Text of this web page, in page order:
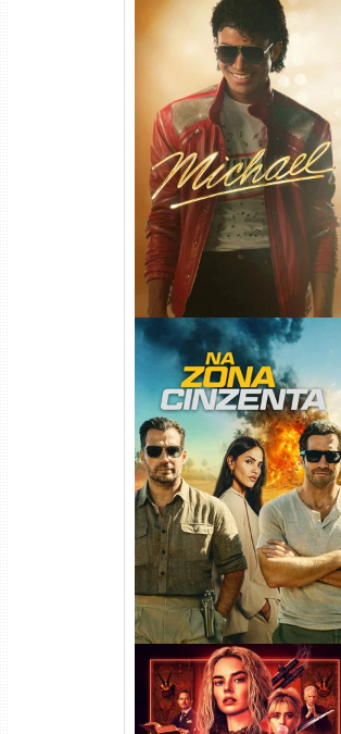
Michael Torrent (2026) WEB-
DL 1080p/4K Dual Áudio
Na Zona Cinzenta Torrent
(2026) WEB-DL 1080p/4K
Dual Áudio